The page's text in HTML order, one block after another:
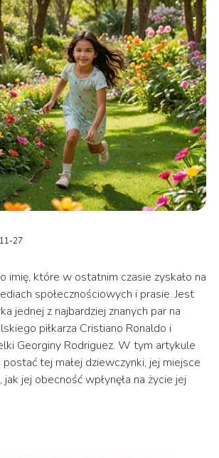
27
imię, które w ostatnim czasie zyskało na
społecznościowych i prasie. Jest
jednej z najbardziej znanych par na
piłkarza Cristiano Ronaldo i
Georginy Rodriguez. W tym artykule
tej małej dziewczynki, jej miejsce
jej obecność wpłynęła na życie jej